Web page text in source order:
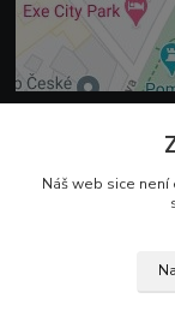
+420 225 375
Náš web sice